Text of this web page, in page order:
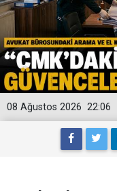
22:06
08 Ağustos 2026